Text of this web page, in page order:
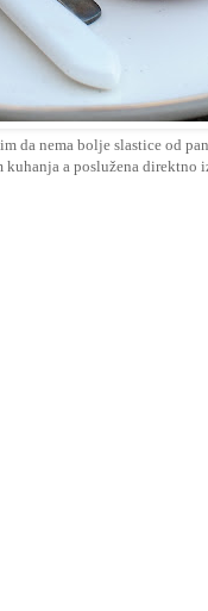
da nema bolje slastice od
a poslužena direktno